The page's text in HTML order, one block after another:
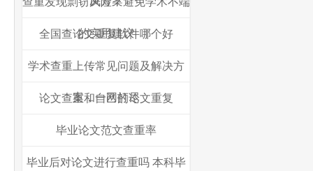
的实用建议
全国查论文重复软件哪个好
学术查重上传常见问题及解决方
案，一网打尽
论文查重和自己的论文重复
毕业论文范文查重率
毕业后对论文进行查重吗 本科毕